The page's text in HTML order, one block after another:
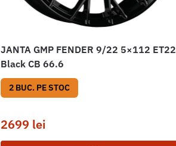
JANTA GMP FENDER 9/22 5×112 ET22
Black CB 66.6
2 BUC. PE STOC
2699 lei